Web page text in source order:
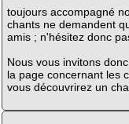
toujours accompagné
chants ne demandent
amis ; n'hésitez donc
Nous vous invitons
la page concernant les
vous découvrirez un